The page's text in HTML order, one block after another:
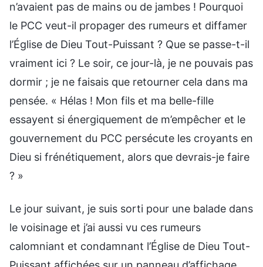
n’avaient pas de mains ou de jambes ! Pourquoi
le PCC veut-il propager des rumeurs et diffamer
l’Église de Dieu Tout-Puissant ? Que se passe-t-il
vraiment ici ? Le soir, ce jour-là, je ne pouvais pas
dormir ; je ne faisais que retourner cela dans ma
pensée. « Hélas ! Mon fils et ma belle-fille
essayent si énergiquement de m’empêcher et le
gouvernement du PCC persécute les croyants en
Dieu si frénétiquement, alors que devrais-je faire
? »
Le jour suivant, je suis sorti pour une balade dans
le voisinage et j’ai aussi vu ces rumeurs
calomniant et condamnant l’Église de Dieu Tout-